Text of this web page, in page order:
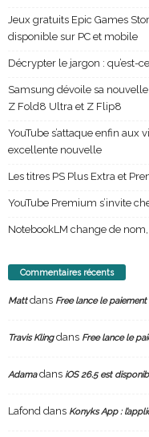
Jeux gratuits Epic Games
disponible sur PC et mobile
Décrypter le jargon : qu’est-
Samsung dévoile sa
Z Fold8 Ultra et Z Flip8
YouTube s’attaque enfin aux
excellente nouvelle
Les titres PS Plus Extra et
YouTube Premium s’invite
NotebookLM change de
Commentaires récents
Mattdans Free lance le
Travis Klingdans Free lance le
Adamadans iOS 26.5 est
Lafond dans Konyks App :